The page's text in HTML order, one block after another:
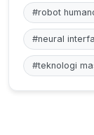
#robot
#neural
#teknologi